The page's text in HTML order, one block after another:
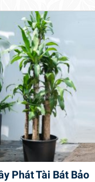
Phát Tài Bát Bảo